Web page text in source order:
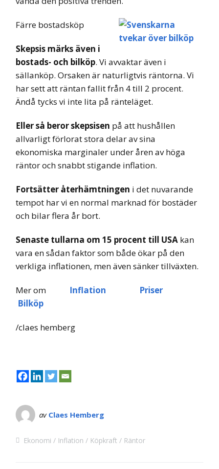
Färre bostadsköp
Skepsis märks även i
bostads- och bilköp. Vi avvaktar även i
sällanköp. Orsaken är naturligtvis räntorna. Vi
har sett att räntan fallit från 4 till 2 procent.
Ändå tycks vi inte lita på ränteläget.
Eller så beror skepsisen på att hushållen
allvarligt förlorat stora delar av sina
ekonomiska marginaler under åren av höga
räntor och snabbt stigande inflation.
Fortsätter återhämtningen i det nuvarande
tempot har vi en normal marknad för bostäder
och bilar flera år bort.
Senaste tullarna om 15 procent till USA kan
vara en sådan faktor som både ökar på den
verkliga inflationen, men även sänker tillväxten.
Mer om Inflation
Priser
Bilköp
/claes hemberg
av Claes Hemberg
Ekonomi Inflation Köpkraft Räntor